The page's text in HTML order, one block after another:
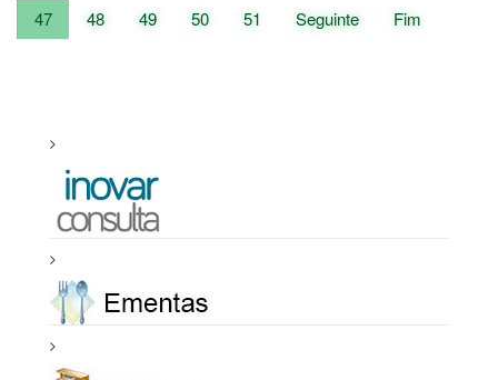
47
48 49 50 51 Seguinte Fim